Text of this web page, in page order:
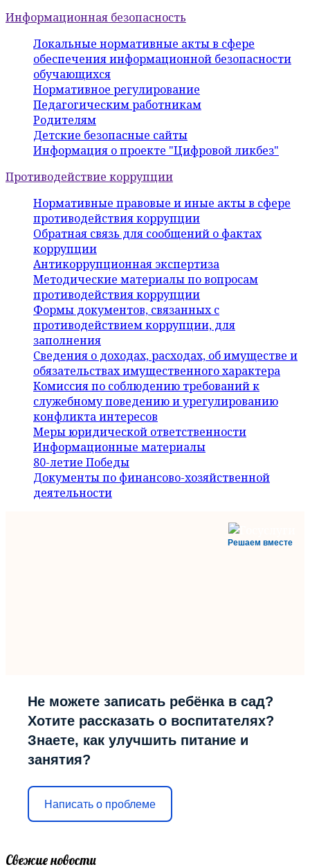
Информационная безопасность
Локальные нормативные акты в сфере
обеспечения информационной безопасности
обучающихся
Нормативное регулирование
Педагогическим работникам
Родителям
Детские безопасные сайты
Информация о проекте "Цифровой ликбез"
Противодействие коррупции
Нормативные правовые и иные акты в сфере
противодействия коррупции
Обратная связь для сообщений о фактах
коррупции
Антикоррупционная экспертиза
Методические материалы по вопросам
противодействия коррупции
Формы документов, связанных с
противодействием коррупции, для
заполнения
Сведения о доходах, расходах, об имуществе и
обязательствах имущественного характера
Комиссия по соблюдению требований к
служебному поведению и урегулированию
конфликта интересов
Меры юридической ответственности
Информационные материалы
80-летие Победы
Документы по финансово-хозяйственной
деятельности
Решаем вместе
Не можете записать ребёнка в сад?
Хотите рассказать о воспитателях?
Знаете, как улучшить питание и
занятия?
Написать о проблеме
Свежие новости